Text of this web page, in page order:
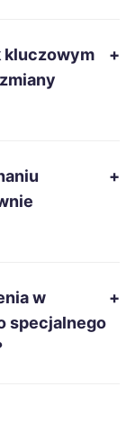
184 zł
184 zł
kluczowym
+
+
w
specjalnego
+